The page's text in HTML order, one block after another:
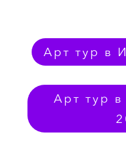
Арт тур в
Арт тур